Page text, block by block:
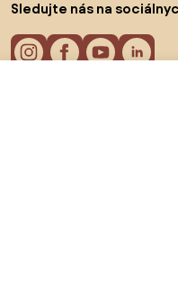
Sledujte nás na